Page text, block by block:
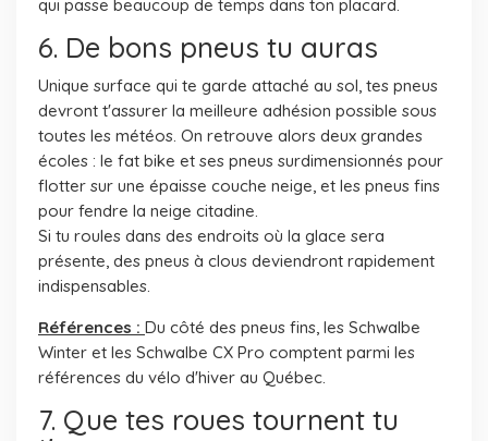
qui passe beaucoup de temps dans ton placard.
6. De bons pneus tu auras
Unique surface qui te garde attaché au sol, tes pneus
devront t'assurer la meilleure adhésion possible sous
toutes les météos. On retrouve alors deux grandes
écoles : le fat bike et ses pneus surdimensionnés pour
flotter sur une épaisse couche neige, et les pneus fins
pour fendre la neige citadine.
Si tu roules dans des endroits où la glace sera
présente, des pneus à clous deviendront rapidement
indispensables.
Références : Du côté des pneus fins, les Schwalbe
Winter et les Schwalbe CX Pro comptent parmi les
références du vélo d'hiver au Québec.
7. Que tes roues tournent tu